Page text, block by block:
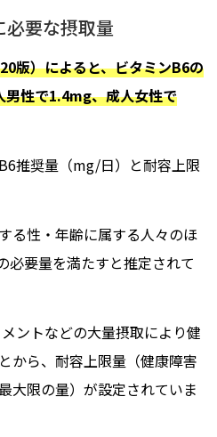
必要な摂取量
版）によると、ビタミンB6の
男性で1.4mg、成人女性で
推奨量（mg/日）と耐容上限
る性・年齢に属する人々のほ
必要量を満たすと推定されて
ントなどの大量摂取により健
から、耐容上限量（健康障害
大限の量）が設定されていま